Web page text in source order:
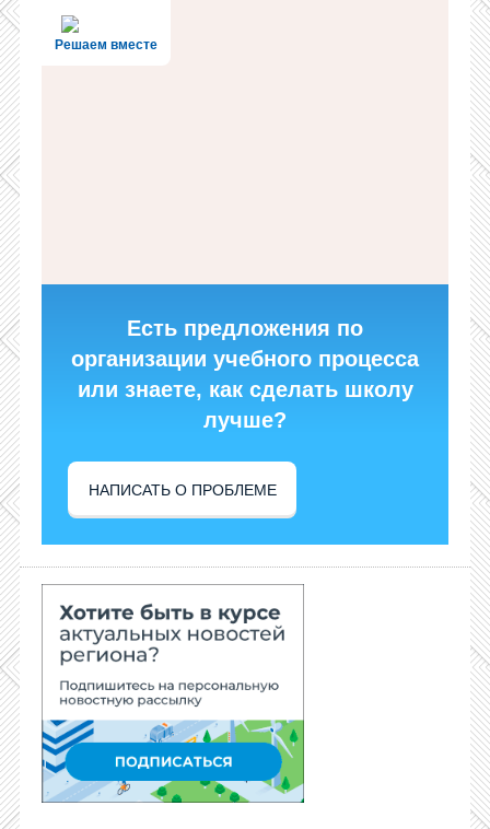
Решаем вместе
Есть предложения по
организации учебного процесса
или знаете, как сделать школу
лучше?
НАПИСАТЬ О ПРОБЛЕМЕ